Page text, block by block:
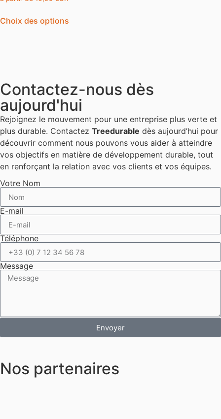
Choix des options
Contactez-nous dès
aujourd'hui
Rejoignez le mouvement pour une entreprise plus verte et
plus durable. Contactez Treedurable dès aujourd’hui pour
découvrir comment nous pouvons vous aider à atteindre
vos objectifs en matière de développement durable, tout
en renforçant la relation avec vos clients et vos équipes.
Votre Nom
E-mail
Téléphone
Message
Envoyer
Nos partenaires